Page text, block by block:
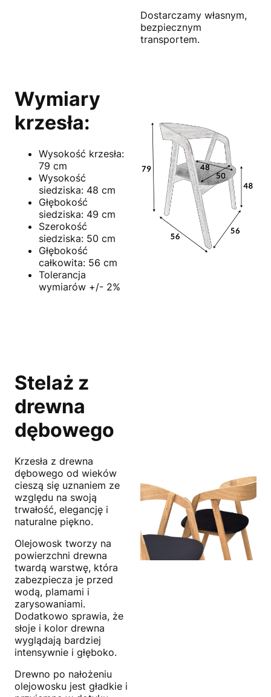
Dostarczamy własnym,
bezpiecznym
transportem.
Wymiary
krzesła:
Wysokość krzesła:
79 cm
Wysokość
siedziska: 48 cm
Głębokość
siedziska: 49 cm
Szerokość
siedziska: 50 cm
Głębokość
całkowita: 56 cm
Tolerancja
wymiarów +/- 2%
Stelaż z
drewna
dębowego
Krzesła z drewna
dębowego od wieków
cieszą się uznaniem ze
względu na swoją
trwałość, elegancję i
naturalne piękno.
Olejowosk tworzy na
powierzchni drewna
twardą warstwę, która
zabezpiecza je przed
wodą, plamami i
zarysowaniami.
Dodatkowo sprawia, że
słoje i kolor drewna
wyglądają bardziej
intensywnie i głęboko.
Drewno po nałożeniu
olejowosku jest gładkie i